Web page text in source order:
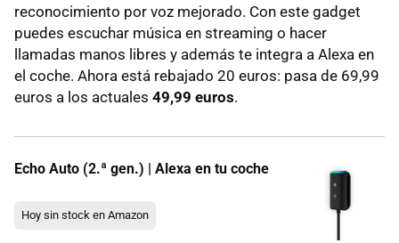
reconocimiento por voz mejorado. Con este gadget
puedes escuchar música en streaming o hacer
llamadas manos libres y además te integra a Alexa en
el coche. Ahora está rebajado 20 euros: pasa de 69,99
euros a los actuales 49,99 euros.
Echo Auto (2.ª gen.) | Alexa en tu coche
Hoy sin stock en Amazon